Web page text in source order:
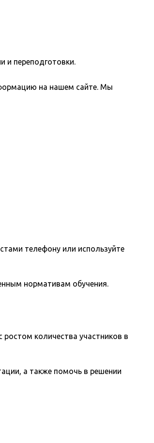
и переподготовки.
на нашем сайте. Мы
телефону или используйте
нормативам обучения.
количества участников в
а также помочь в решении